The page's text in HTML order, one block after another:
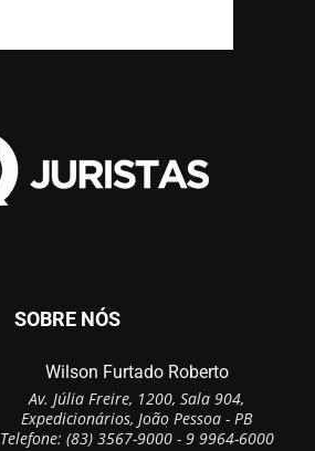
SOBRE NÓS
Wilson Furtado Roberto
Av. Júlia Freire, 1200, Sala 904,
Expedicionários, João Pessoa - PB
Telefone: (83) 3567-9000 - 9 9964-6000